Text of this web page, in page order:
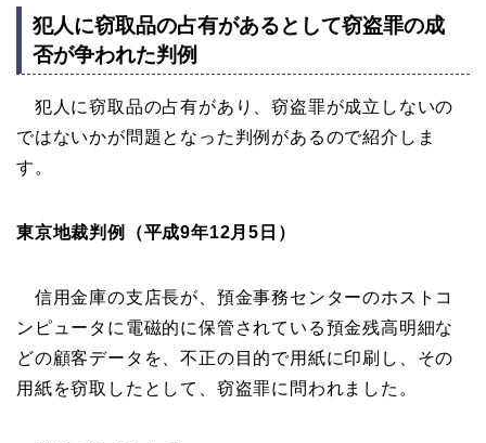
犯人に窃取品の占有があるとして窃盗罪の成
否が争われた判例
犯人に窃取品の占有があり、窃盗罪が成立しないの
ではないかが問題となった判例があるので紹介しま
す。
東京地裁判例（平成9年12月5日）
信用金庫の支店長が、預金事務センターのホストコ
ンピュータに電磁的に保管されている預金残高明細な
どの顧客データを、不正の目的で用紙に印刷し、その
用紙を窃取したとして、窃盗罪に問われました。